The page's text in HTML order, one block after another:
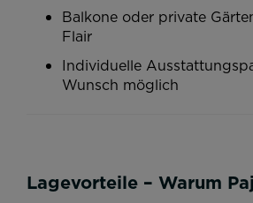
Balkone oder private
Flair
Individuelle
Wunsch möglich
Lagevorteile – Warum